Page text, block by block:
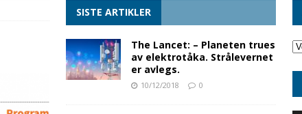
SISTE ARTIKLER
The Lancet: – Planeten trues
av elektrotåka. Strålevernet
er avlegs.
10/12/2018 0